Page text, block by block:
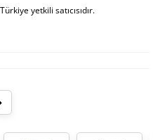
yetkili satıcısıdır.